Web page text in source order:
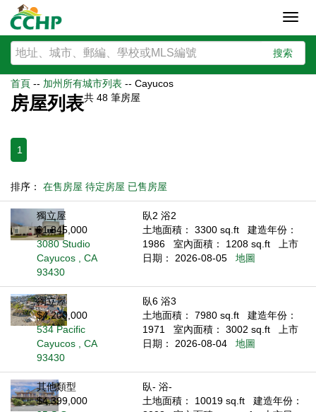
搜索
首頁 -- 加州所有城市列表 -- Cayucos
房屋列表共 48 筆房屋
1
排序： 在售房屋 待定房屋 已售房屋
獨立屋
$1,845,000
3080 Studio
Cayucos , CA
93430
臥2 浴2
土地面積： 3300 sq.ft
建造年份：
1986
室內面積： 1208 sq.ft
上市
日期： 2026-08-05
地圖
獨立屋
$4,200,000
534 Pacific
Cayucos , CA
93430
臥6 浴3
土地面積： 7980 sq.ft
建造年份：
1971
室內面積： 3002 sq.ft
上市
日期： 2026-08-04
地圖
其他類型
$4,399,000
臥- 浴-
土地面積： 10019 sq.ft
建造年份：